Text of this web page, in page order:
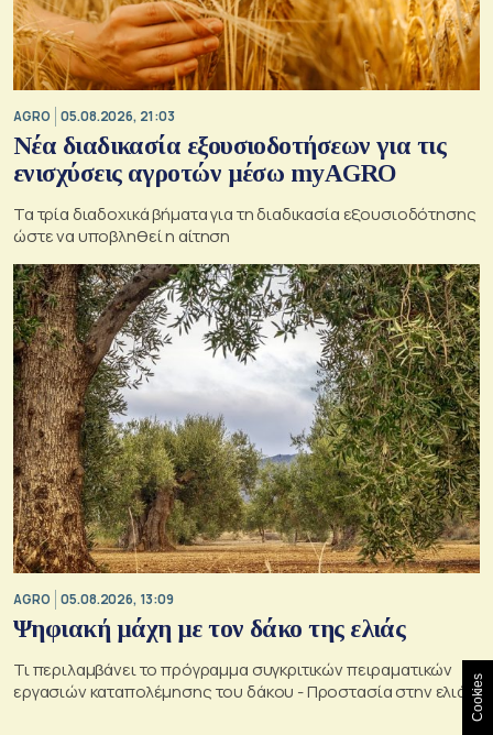
AGRO 05.08.2026, 21:03
Νέα διαδικασία εξουσιοδοτήσεων για τις
ενισχύσεις αγροτών μέσω myAGRO
Τα τρία διαδοχικά βήματα για τη διαδικασία εξουσιοδότησης
ώστε να υποβληθεί η αίτηση
AGRO 05.08.2026, 13:09
Ψηφιακή μάχη με τον δάκο της ελιάς
Τι περιλαμβάνει το πρόγραμμα συγκριτικών πειραματικών
εργασιών καταπολέμησης του δάκου - Προστασία στην ελιά Cookies